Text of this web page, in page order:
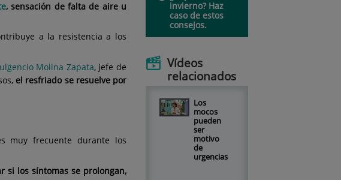
, sensación de falta de aire u
a la resistencia a los
Molina Zapata, jefe de
el resfriado se resuelve por
muy frecuente durante los
si los síntomas se prolongan,
invierno? Haz
caso de estos
consejos.
Vídeos
relacionados
Los
mocos
pueden
ser
motivo
de
urgencias